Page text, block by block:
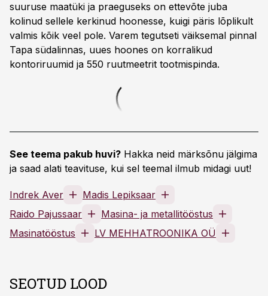
suuruse maatüki ja praeguseks on ettevõte juba
kolinud sellele kerkinud hoonesse, kuigi päris lõplikult
valmis kõik veel pole. Varem tegutseti väiksemal pinnal
Tapa südalinnas, uues hoones on korralikud
kontoriruumid ja 550 ruutmeetrit tootmispinda.
See teema pakub huvi? Hakka neid märksõnu jälgima
ja saad alati teavituse, kui sel teemal ilmub midagi uut!
Indrek Aver
Madis Lepiksaar
Raido Pajussaar
Masina- ja metallitööstus
Masinatööstus
LV MEHHATROONIKA OÜ
SEOTUD LOOD